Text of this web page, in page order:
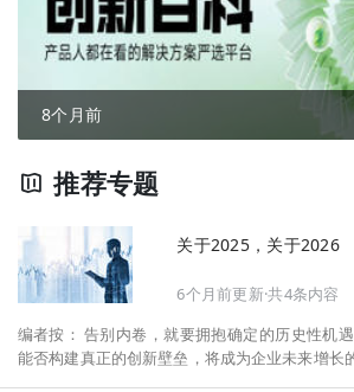
8个月前
推荐专题
关于2025，关于2026
6个月前更新·共4条内容
编者按： 告别内卷，就要拥抱确定的历史性机遇：未来食品健康化。而
能否构建真正的创新壁垒，将成为企业未来增长的关键